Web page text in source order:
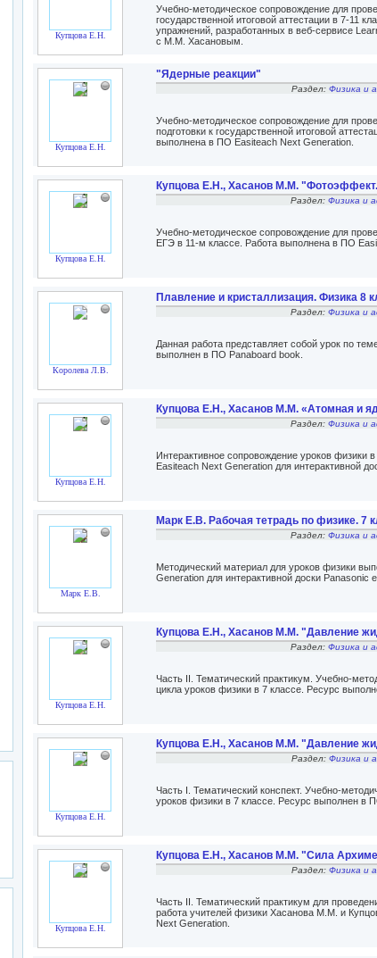
Купцова Е.Н.
Учебно-методическое сопровождение для
государственной итоговой аттестации в 7-11
упражнений, разработанных в веб-сервисе
с М.М. Хасановым.
Купцова Е.Н.
"Ядерные реакции"
Раздел: Физика и
Учебно-методическое сопровождение для
подготовки к государственной итоговой
выполнена в ПО Easiteach Next Generation.
Купцова Е.Н.
Купцова Е.Н., Хасанов М.М.
Раздел: Физика и
Учебно-методическое сопровождение для
ЕГЭ в 11-м классе. Работа выполнена в ПО
Королева Л.В.
Плавление и кристаллизация. Физика 8
Раздел: Физика и
Данная работа представляет собой урок по
выполнен в ПО Panaboard book.
Купцова Е.Н.
Купцова Е.Н., Хасанов М.М. «Атомная и
Раздел: Физика и
Интерактивное сопровождение уроков физики
Easiteach Next Generation для интерактивной
Марк Е.В.
Марк Е.В. Рабочая тетрадь по физике. 7
Раздел: Физика и
Методический материал для уроков физики
Generation для интерактивной доски Panasonic
Купцова Е.Н.
Купцова Е.Н., Хасанов М.М. "Давление
Раздел: Физика и
Часть II. Тематический практикум. Учебно-
цикла уроков физики в 7 классе. Ресурс
Купцова Е.Н.
Купцова Е.Н., Хасанов М.М. "Давление
Раздел: Физика и
Часть I. Тематический конспект. Учебно-
уроков физики в 7 классе. Ресурс выполнен в
Купцова Е.Н.
Купцова Е.Н., Хасанов М.М. "Сила
Раздел: Физика и
Часть II. Тематический практикум для
работа учителей физики Хасанова М.М. и
Next Generation.